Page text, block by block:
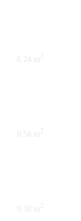
6.24 m2
0.58 m2
9.38 m 2